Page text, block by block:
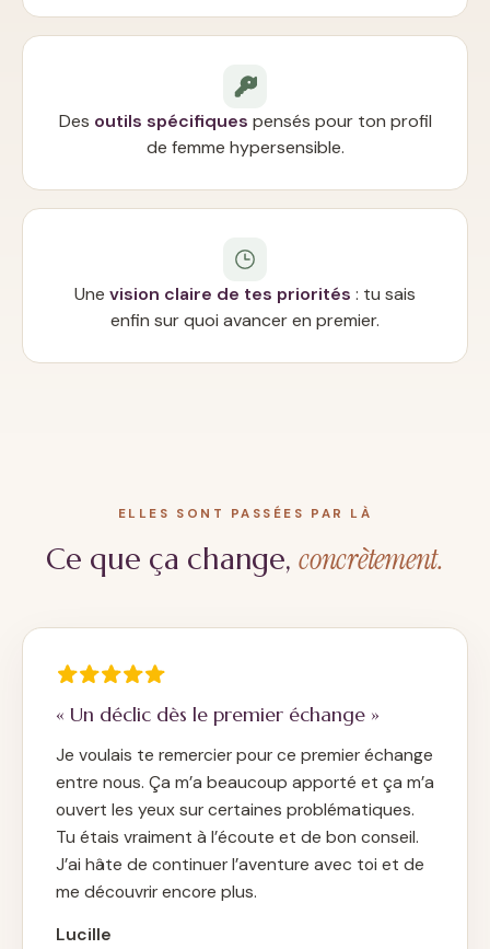
Des outils spécifiques pensés pour ton profil
de femme hypersensible.
Une vision claire de tes priorités : tu sais
enfin sur quoi avancer en premier.
ELLES SONT PASSÉES PAR LÀ
Ce que ça change,concrètement.
« Un déclic dès le premier échange »
Je voulais te remercier pour ce premier échange
entre nous. Ça m’a beaucoup apporté et ça m’a
ouvert les yeux sur certaines problématiques.
Tu étais vraiment à l’écoute et de bon conseil.
J’ai hâte de continuer l’aventure avec toi et de
me découvrir encore plus.
Lucille